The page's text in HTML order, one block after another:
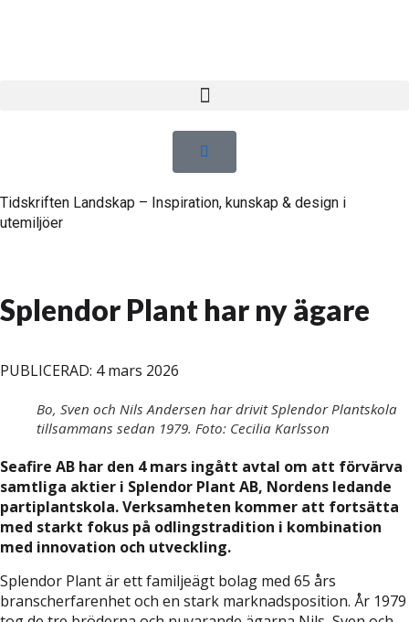
Tidskriften Landskap – Inspiration, kunskap & design i
utemiljöer
Splendor Plant har ny ägare
PUBLICERAD: 4 mars 2026
Bo, Sven och Nils Andersen har drivit Splendor Plantskola
tillsammans sedan 1979. Foto: Cecilia Karlsson
Seafire AB har den 4 mars ingått avtal om att förvärva
samtliga aktier i Splendor Plant AB, Nordens ledande
partiplantskola. Verksamheten kommer att fortsätta
med starkt fokus på odlingstradition i kombination
med innovation och utveckling.
Splendor Plant är ett familjeägt bolag med 65 års
branscherfarenhet och en stark marknadsposition. År 1979